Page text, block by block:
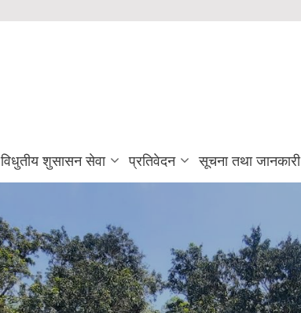
विधुतीय शुसासन सेवा प्रतिवेदन सूचना तथा जानकारी